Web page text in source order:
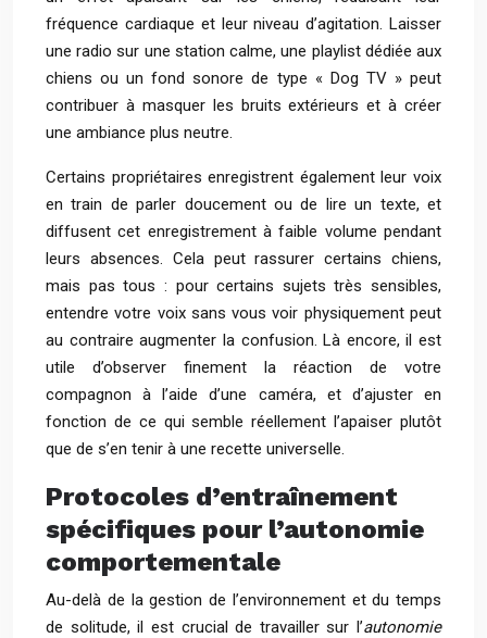
fréquence cardiaque et leur niveau d’agitation. Laisser
une radio sur une station calme, une playlist dédiée aux
chiens ou un fond sonore de type « Dog TV » peut
contribuer à masquer les bruits extérieurs et à créer
une ambiance plus neutre.
Certains propriétaires enregistrent également leur voix
en train de parler doucement ou de lire un texte, et
diffusent cet enregistrement à faible volume pendant
leurs absences. Cela peut rassurer certains chiens,
mais pas tous : pour certains sujets très sensibles,
entendre votre voix sans vous voir physiquement peut
au contraire augmenter la confusion. Là encore, il est
utile d’observer finement la réaction de votre
compagnon à l’aide d’une caméra, et d’ajuster en
fonction de ce qui semble réellement l’apaiser plutôt
que de s’en tenir à une recette universelle.
Protocoles d’entraînement
spécifiques pour l’autonomie
comportementale
Au-delà de la gestion de l’environnement et du temps
de solitude, il est crucial de travailler sur l’autonomie